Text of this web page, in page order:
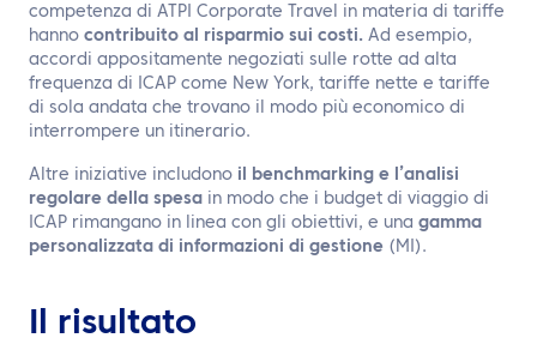
competenza di ATPI Corporate Travel in materia di tariffe
hanno contribuito al risparmio sui costi. Ad esempio,
accordi appositamente negoziati sulle rotte ad alta
frequenza di ICAP come New York, tariffe nette e tariffe
di sola andata che trovano il modo più economico di
interrompere un itinerario.
Altre iniziative includono il benchmarking e l’analisi
regolare della spesa in modo che i budget di viaggio di
ICAP rimangano in linea con gli obiettivi, e una gamma
personalizzata di informazioni di gestione (MI).
Il risultato